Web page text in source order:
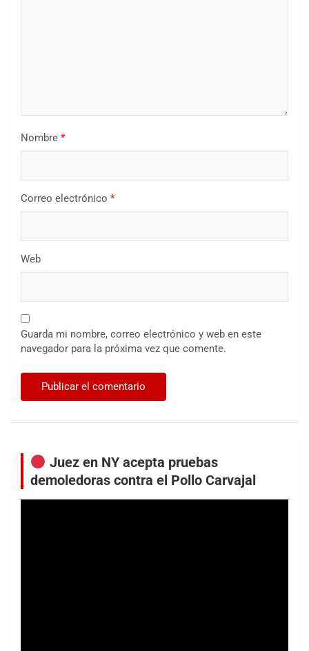
Nombre *
Correo electrónico *
Web
Guarda mi nombre, correo electrónico y web en este
navegador para la próxima vez que comente.
Juez en NY acepta pruebas
demoledoras contra el Pollo Carvajal